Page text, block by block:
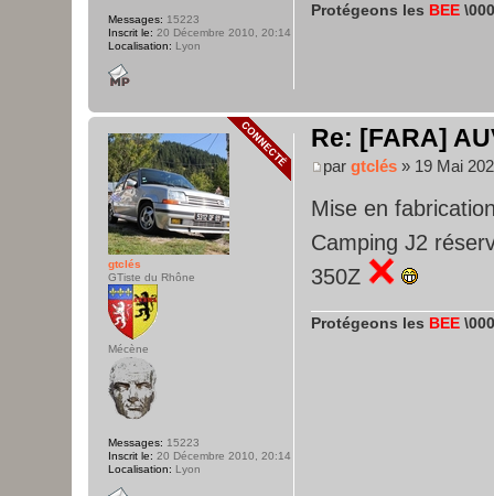
Protégeons les BEE
Messages: 15223
Inscrit le: 20 Décembre 2010, 20:14
Localisation: Lyon
Re: [FARA]
par gtclés » 19 Mai
Mise en
Camping J2
350Z
Protégeons les BEE
gtclés
GTiste du Rhône
Mécène
Messages: 15223
Inscrit le: 20 Décembre 2010, 20:14
Localisation: Lyon